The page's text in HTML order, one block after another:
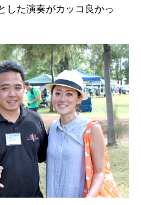
した演奏がカッコ良かっ